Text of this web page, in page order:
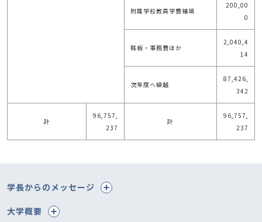
附属学校教員学費補填
200,00
0
銘板・事務費ほか
2,040,4
14
次年度へ繰越
87,426,
342
計
96,757,
237
計
96,757,
237
学長からのメッセージ
大学概要